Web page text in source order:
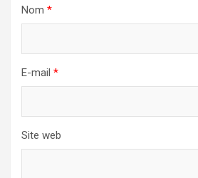
Nom *
E-mail *
Site web